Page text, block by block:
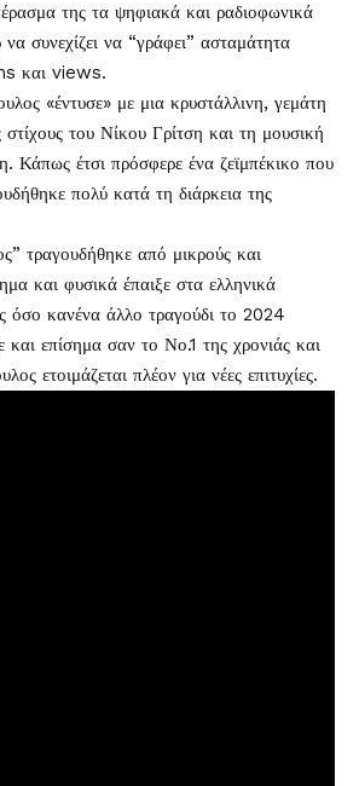
της τα ψηφιακά και ραδιοφωνικά
συνεχίζει να “γράφει” ασταμάτητα
και views.
«έντυσε» με μια κρυστάλλινη, γεμάτη
στίχους του Νίκου Γρίτση και τη μουσική
Κάπως έτσι πρόσφερε ένα ζεϊμπέκικο που
πολύ κατά τη διάρκεια της
τραγουδήθηκε από μικρούς και
και φυσικά έπαιξε στα ελληνικά
όσο κανένα άλλο τραγούδι το 2024
επίσημα σαν το Νο.1 της χρονιάς και
ετοιμάζεται πλέον για νέες επιτυχίες.